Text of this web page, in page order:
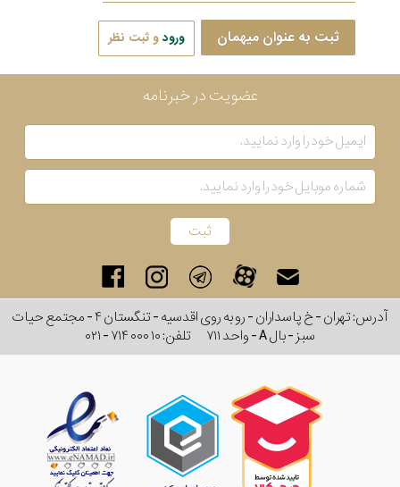
ثبت به عنوان میهمان ورودو ثبت نظر
عضویت در خبرنامه
آدرس: تهران - خ پاسداران - رو به روی اقدسیه - تنگستان ۴ - مجتمع حیات
سبز - بال A - واحد ۷۱۱
تلفن:۰۲۱ - ۷۱۴ ۰۰۰ ۱۰